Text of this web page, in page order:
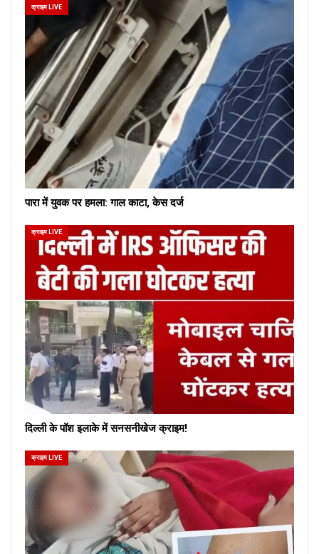
क्राइम LIVE
पारा में युवक पर हमला: गाल काटा, केस दर्ज
क्राइम LIVE
दिल्ली के पॉश इलाके में सनसनीखेज क्राइम!
क्राइम LIVE